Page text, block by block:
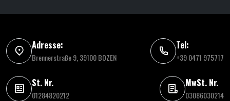
Adresse:
Brennerstraße 9, 39100 BOZEN
Tel:
+39 0471 975717
St. Nr.
01284820212
MwSt. Nr.
03086030214